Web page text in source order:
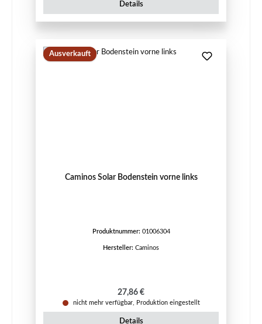
Details
Ausverkauft
Caminos Solar Bodenstein vorne links
Produktnummer: 01006304
Hersteller: Caminos
Regulärer Preis:
27,86 €
nicht mehr verfügbar, Produktion eingestellt
Details